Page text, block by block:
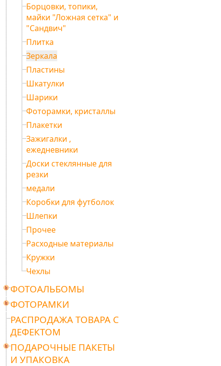
Борцовки, топики,
майки "Ложная сетка" и
"Сандвич"
Плитка
Зеркала
Пластины
Шкатулки
Шарики
Фоторамки, кристаллы
Плакетки
Зажигалки ,
ежедневники
Доски стеклянные для
резки
медали
Коробки для футболок
Шлепки
Прочее
Расходные материалы
Кружки
Чехлы
ФОТОАЛЬБОМЫ
ФОТОРАМКИ
РАСПРОДАЖА ТОВАРА С
ДЕФЕКТОМ
ПОДАРОЧНЫЕ ПАКЕТЫ
И УПАКОВКА